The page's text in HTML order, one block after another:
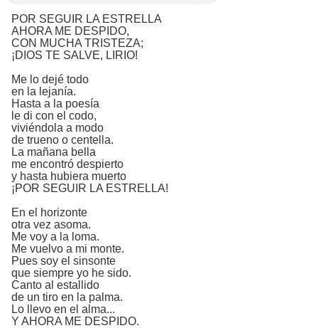
POR SEGUIR LA ESTRELLA
AHORA ME DESPIDO,
CON MUCHA TRISTEZA;
¡DIOS TE SALVE, LIRIO!
Me lo dejé todo
en la lejanía.
Hasta a la poesía
le di con el codo,
viviéndola a modo
de trueno o centella.
La mañana bella
me encontró despierto
y hasta hubiera muerto
¡POR SEGUIR LA ESTRELLA!
En el horizonte
otra vez asoma.
Me voy a la loma.
Me vuelvo a mi monte.
Pues soy el sinsonte
que siempre yo he sido.
Canto al estallido
de un tiro en la palma.
Lo llevo en el alma...
Y AHORA ME DESPIDO.